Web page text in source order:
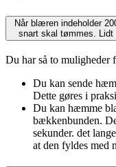
Når blæren indeholder
snart skal tømmes. Lidt
Du har så to muligheder
Du kan sende
Dette gøres i
Du kan hæmme
bækkenbunden.
sekunder. det
at den fyldes med